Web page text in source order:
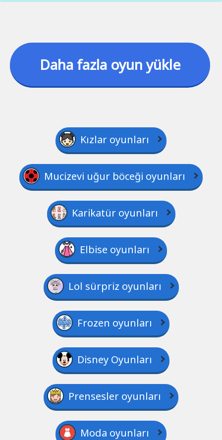
Daha fazla oyun yükle
Kızlar oyunları
Mucizevi uğur böceği oyunları
Karikatür oyunları
Elbise oyunları
Lol sürpriz oyunları
Frozen oyunları
Disney Oyunları
Prensesler oyunları
Moda oyunları